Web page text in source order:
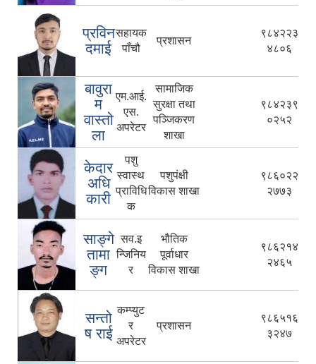
प्रविन
दमाई
सहायक
पाँचौ
प्रशासन
९८४२२३
४८०६
बावुरा
म
वास्तो
ला
एम.आई.
एस.
अपरेटर
सामाजिक
सुरक्षा तथा
पञ्जिकरण
शाखा
९८४२३९
०२५२
केदार
अधि
कारी
पशु
स्वास्थ
प्राविधि
क
पशुपंक्षी
विकास शाखा
९८६०२२
२७७३
साङ्गे
तामा
ङ्ग
सव.इ
न्जिनिय
र
भौतिक
पूर्वाधार
विकास शाखा
९८६२१४
२४६५
सन्तो
ष राई
कम्प्युट
र
अपरेटर
प्रशासन
९८६५१६
३२४७